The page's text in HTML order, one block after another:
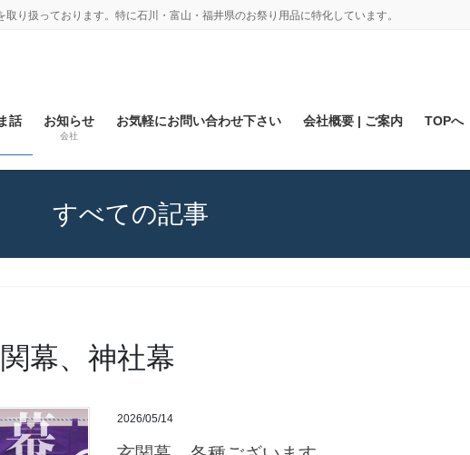
扱っております。特に石川・富山・福井県のお祭り用品に特化しています。
話 お知らせ
会社
お気軽にお問い合わせ下さい 会社概要 | ご案内 TOPへ
すべての記事
幕、神社幕
2026/05/14